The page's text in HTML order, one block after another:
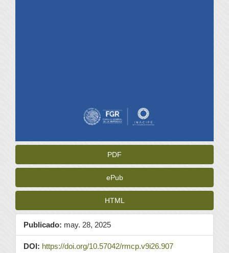
PDF
ePub
HTML
Publicado: may. 28, 2025
DOI: https://doi.org/10.57042/rmcp.v9i26.907